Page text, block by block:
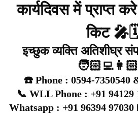
कार्यदिवस में प्राप्त करे
किट
इच्छुक व्यक्ति अतिशीघ्र
☎️ Phone : 0594-7350540
📞 WLL Phone : +91
Whatsapp : +91 96394